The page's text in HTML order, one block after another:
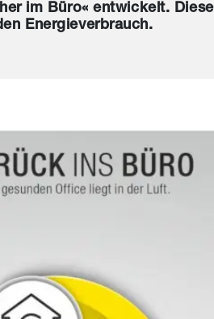
im Büro« entwickelt.
Energieverbrauch.